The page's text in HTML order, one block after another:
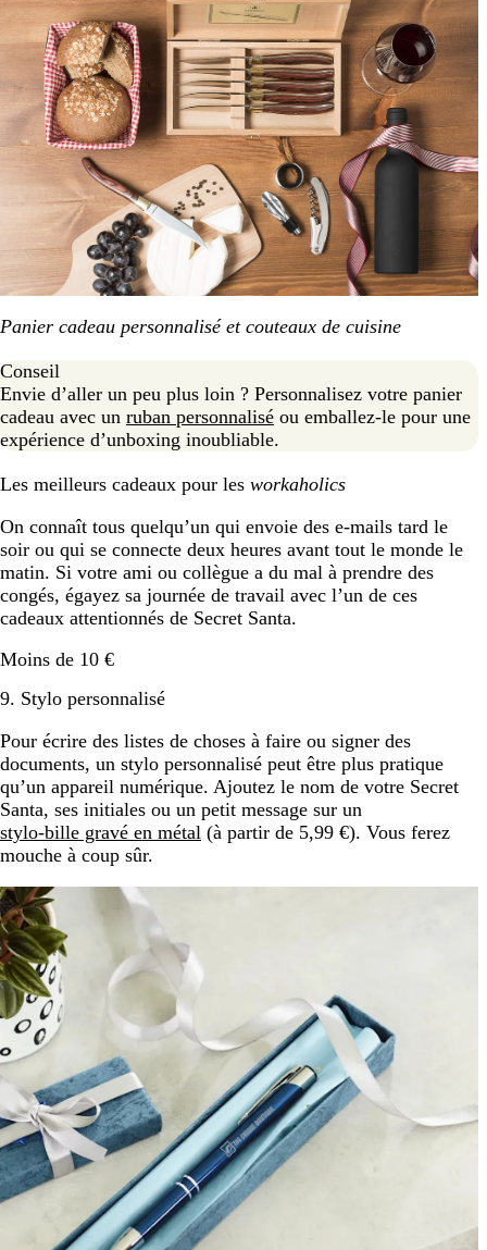
Panier cadeau personnalisé et couteaux de cuisine
Conseil
Envie d’aller un peu plus loin ? Personnalisez votre panier
cadeau avec un ruban personnalisé ou emballez-le pour une
expérience d’unboxing inoubliable.
Les meilleurs cadeaux pour les workaholics
On connaît tous quelqu’un qui envoie des e-mails tard le
soir ou qui se connecte deux heures avant tout le monde le
matin. Si votre ami ou collègue a du mal à prendre des
congés, égayez sa journée de travail avec l’un de ces
cadeaux attentionnés de Secret Santa.
Moins de 10 €
9. Stylo personnalisé
Pour écrire des listes de choses à faire ou signer des
documents, un stylo personnalisé peut être plus pratique
qu’un appareil numérique. Ajoutez le nom de votre Secret
Santa, ses initiales ou un petit message sur un
stylo-bille gravé en métal (à partir de 5,99 €). Vous ferez
mouche à coup sûr.